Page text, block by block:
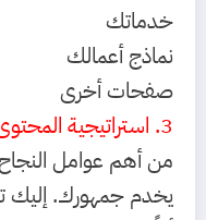
خدماتك
نماذج أعمالك
صفحات أخرى
3. استراتيجية المحتوى: ما الذي يجب أن تنشريه؟
من أهم عوامل
يخدم جمهورك. إليك